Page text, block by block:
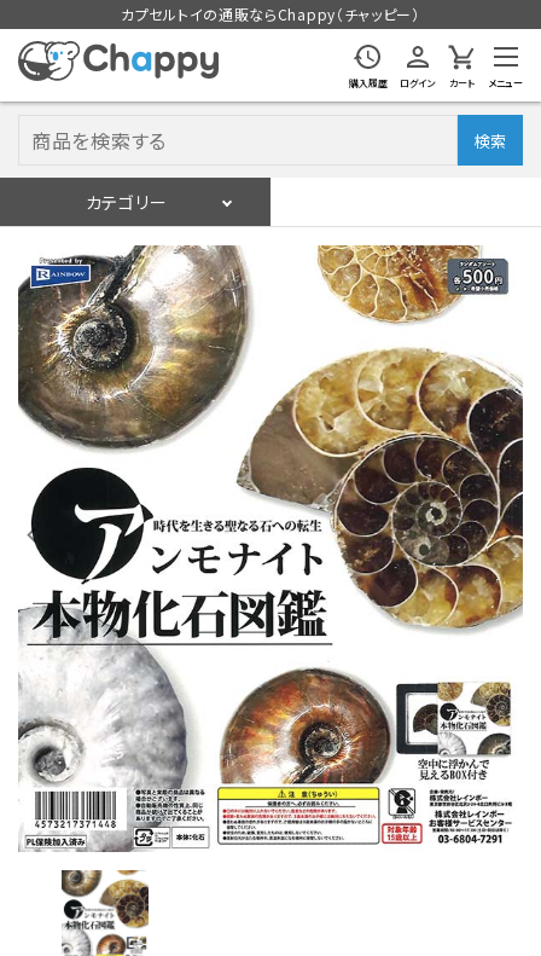
カプセルトイの通販ならChappy（チャッピー）
購入履歴 ログイン カート メニュー
検索
カテゴリー
ログイン 会員登録
入荷スケジュールをチェック
カプセルトイマシン本体
カプセルトイ
販促用空カプセル
レンタル
景品・玩具・文具
販促用カプセルトイ
よくあるご質問